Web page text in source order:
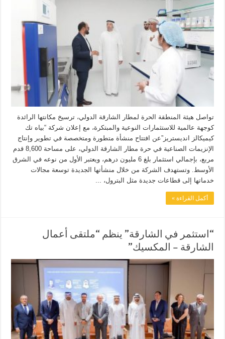
تواصل هيئة المنطقة الحرة لمطار الشارقة الدولي، ترسيخ مكانتها الرائدة
كوجهة عالمية للاستثمارات النوعية والمبتكرة، مع إعلان شركة “بياه تك
كيميكالز انديستريز”عن افتتاح منشأة متطورة ومتخصصة في تطوير وإنتاج
الإنزيمات الصناعية في حرة مطار الشارقة الدولي، على مساحة 8,600 قدم
مربع، بإجمالي استثمار بلغ 6 مليون درهم، ويعتبر الأول من نوعه في الشرق
الأوسط. وتستهدف الشركة من خلال منشأتها الجديدة توسعة مجالات
خدماتها إلى قطاعات جديدة مثل البترول، ...
أكمل القراءة »
“استثمر في الشارقة” ينظم “ملتقى أعمال
الشارقة – المكسيك”